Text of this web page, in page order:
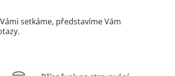
setkáme, představíme Vám